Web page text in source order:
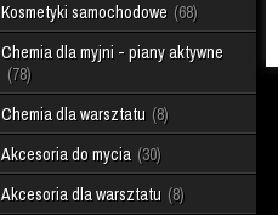
Kosmetyki samochodowe 68
Chemia dla myjni - piany aktywne
78
Chemia dla warsztatu 8
Akcesoria do mycia 30
Akcesoria dla warsztatu 8